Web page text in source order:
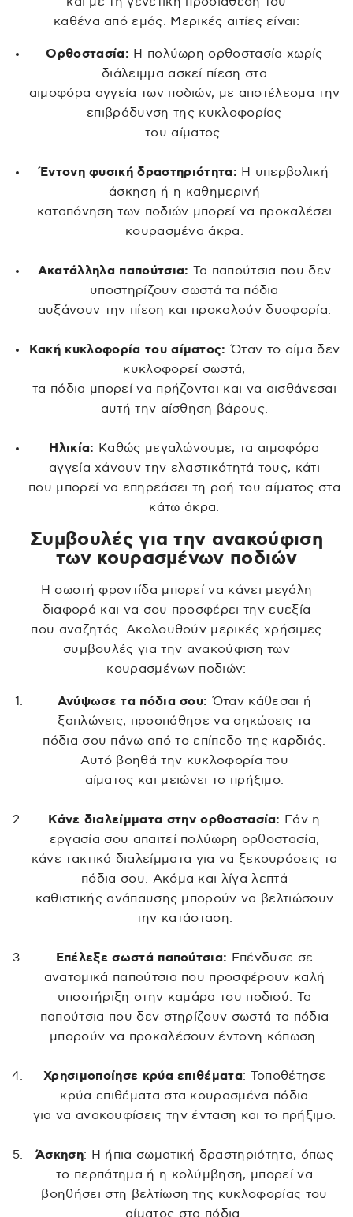
καθένα από εμάς. Μερικές αιτίες είναι:
Ορθοστασία: Η πολύωρη ορθοστασία χωρίς
διάλειμμα ασκεί πίεση στα
αιμοφόρα αγγεία των ποδιών, με αποτέλεσμα την
επιβράδυνση της κυκλοφορίας
του αίματος.
Έντονη φυσική δραστηριότητα: Η υπερβολική
άσκηση ή η καθημερινή
καταπόνηση των ποδιών μπορεί να προκαλέσει
κουρασμένα άκρα.
Ακατάλληλα παπούτσια: Τα παπούτσια που δεν
υποστηρίζουν σωστά τα πόδια
αυξάνουν την πίεση και προκαλούν δυσφορία.
Κακή κυκλοφορία του αίματος: Όταν το αίμα δεν
κυκλοφορεί σωστά,
τα πόδια μπορεί να πρήζονται και να αισθάνεσαι
αυτή την αίσθηση βάρους.
Ηλικία:
Καθώς μεγαλώνουμε, τα αιμοφόρα
αγγεία χάνουν την ελαστικότητά τους, κάτι
που μπορεί να επηρεάσει τη ροή του αίματος στα
κάτω άκρα.
Συμβουλές για την ανακούφιση
των κουρασμένων ποδιών
Η σωστή φροντίδα μπορεί να κάνει μεγάλη
διαφορά και να σου προσφέρει την ευεξία
που αναζητάς. Ακολουθούν μερικές χρήσιμες
συμβουλές για την ανακούφιση των
κουρασμένων ποδιών:
Ανύψωσε τα πόδια σου: Όταν κάθεσαι ή
ξαπλώνεις, προσπάθησε να σηκώσεις τα
πόδια σου πάνω από το επίπεδο της καρδιάς.
Αυτό βοηθά την κυκλοφορία του
αίματος και μειώνει το πρήξιμο.
Κάνε διαλείμματα στην ορθοστασία:
Εάν η
εργασία σου απαιτεί πολύωρη ορθοστασία,
κάνε τακτικά διαλείμματα για να ξεκουράσεις τα
πόδια σου. Ακόμα και λίγα λεπτά
καθιστικής ανάπαυσης μπορούν να βελτιώσουν
την κατάσταση.
Επέλεξε σωστά παπούτσια: Επένδυσε σε
ανατομικά παπούτσια που προσφέρουν καλή
υποστήριξη στην καμάρα του ποδιού. Τα
παπούτσια που δεν στηρίζουν σωστά τα πόδια
μπορούν να προκαλέσουν έντονη κόπωση.
Χρησιμοποίησε κρύα επιθέματα: Τοποθέτησε
κρύα επιθέματα στα κουρασμένα πόδια
για να ανακουφίσεις την ένταση και το πρήξιμο.
Άσκηση: Η ήπια σωματική δραστηριότητα, όπως
το περπάτημα ή η κολύμβηση, μπορεί να
βοηθήσει στη βελτίωση της κυκλοφορίας του
αίματος στα πόδια.